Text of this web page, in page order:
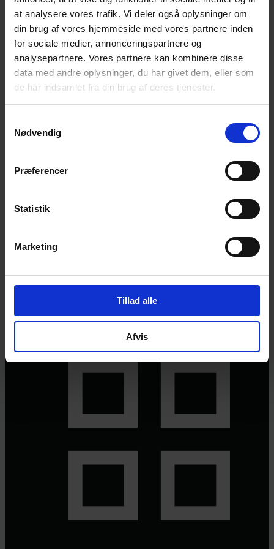
at analysere vores trafik. Vi deler også oplysninger om
din brug af vores hjemmeside med vores partnere inden
for sociale medier, annonceringspartnere og
analysepartnere. Vores partnere kan kombinere disse
data med andre oplysninger, du har givet dem, eller som
de har indsamlet fra din brug af deres tjenester.
Nødvendig
Præferencer
Statistik
Marketing
Tillad alle
Afvis
Bliv en del af universet
Få magiske nyheder om bøger, malebøger og
inspiration direkte i din indbakke.
© 2026 Eva Ehler | Himmelheltene | CVR:26639670